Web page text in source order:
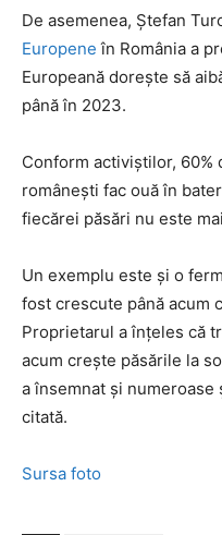
De asemenea, Ştefan
Europene în România a
Europeană dorește să
până în 2023.
Conform activiștilor,
românești fac ouă în
fiecărei păsări nu este
Un exemplu este și o
fost crescute până acum
Proprietarul a înțeles că
acum crește păsările la
a însemnat și
citată.
Sursa foto